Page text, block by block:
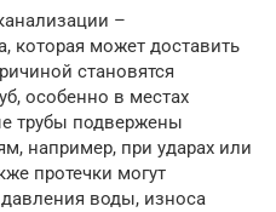
–
которая может доставить
становятся
особенно в местах
трубы подвержены
например, при ударах или
протечки могут
воды, износа